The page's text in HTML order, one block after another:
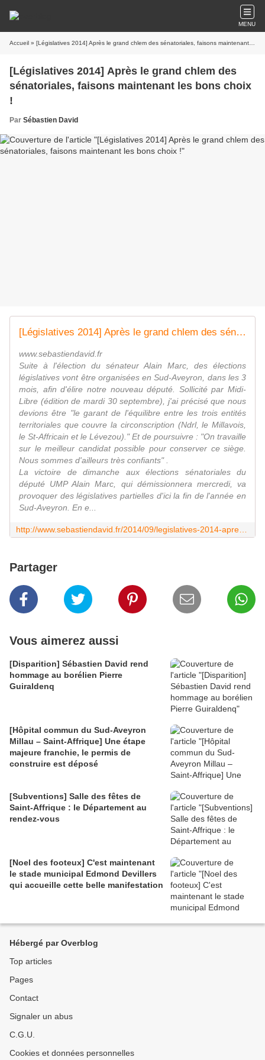
MENU
Accueil » [Législatives 2014] Après le grand chlem des sénatoriales, faisons maintenant les bons choix !
[Législatives 2014] Après le grand chlem des
sénatoriales, faisons maintenant les bons choix
!
Par Sébastien David
[Législatives 2014] Après le grand chlem des sénatoriales, faisons maintenant les bons choix !
www.sebastiendavid.fr
Suite à l'élection du sénateur Alain Marc, des élections
législatives vont être organisées en Sud-Aveyron, dans les 3
mois, afin d'élire notre nouveau député. Sollicité par Midi-
Libre (édition de mardi 30 septembre), j'ai précisé que nous
devions être "le garant de l'équilibre entre les trois entités
territoriales que couvre la circonscription (Ndrl, le Millavois,
le St-Affricain et le Lévezou)." Et de poursuivre : "On travaille
sur le meilleur candidat possible pour conserver ce siège.
Nous sommes d'ailleurs très confiants" .
La victoire de dimanche aux élections sénatoriales du
député UMP Alain Marc, qui démissionnera mercredi, va
provoquer des législatives partielles d'ici la fin de l'année en
Sud-Aveyron. En e...
Partager
Vous aimerez aussi
[Disparition] Sébastien David rend
hommage au borélien Pierre
Guiraldenq
[Hôpital commun du Sud-Aveyron
Millau – Saint-Affrique] Une étape
majeure franchie, le permis de
construire est déposé
[Subventions] Salle des fêtes de
Saint-Affrique : le Département au
rendez-vous
[Noel des footeux] C'est maintenant
le stade municipal Edmond Devillers
qui accueille cette belle manifestation
Hébergé par Overblog
Top articles
Pages
Contact
Signaler un abus
C.G.U.
Cookies et données personnelles